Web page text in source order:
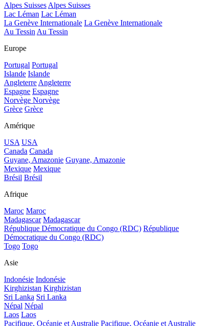
Alpes Suisses Alpes Suisses
Lac Léman Lac Léman
La Genève Internationale La Genève Internationale
Au Tessin Au Tessin
Europe
Portugal Portugal
Islande Islande
Angleterre Angleterre
Espagne Espagne
Norvège Norvège
Grèce Grèce
Amérique
USA USA
Canada Canada
Guyane, Amazonie Guyane, Amazonie
Mexique Mexique
Brésil Brésil
Afrique
Maroc Maroc
Madagascar Madagascar
République Démocratique du Congo (RDC) République
Démocratique du Congo (RDC)
Togo Togo
Asie
Indonésie Indonésie
Kirghizistan Kirghizistan
Sri Lanka Sri Lanka
Népal Népal
Laos Laos
Pacifique, Océanie et Australie Pacifique, Océanie et Australie